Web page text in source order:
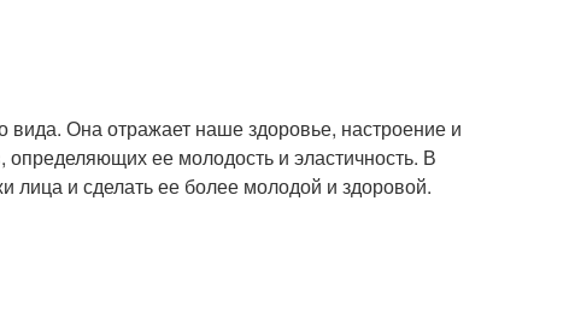
Она отражает наше здоровье, настроение и
определяющих ее молодость и эластичность. В
лица и сделать ее более молодой и здоровой.